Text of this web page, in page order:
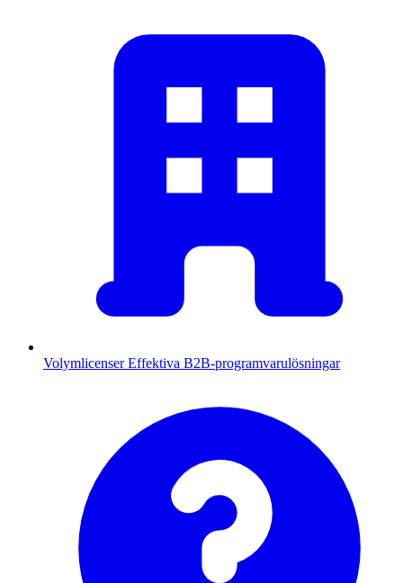
Volymlicenser Effektiva B2B-programvarulösningar